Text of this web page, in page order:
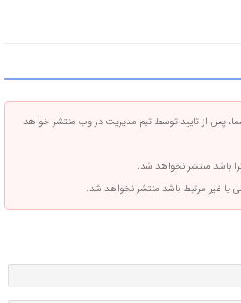
پس از تایید توسط تیم مدیریت در وب منتشر خواهد
باشد منتشر نخواهد شد.
یا غیر مرتبط باشد منتشر نخواهد شد.